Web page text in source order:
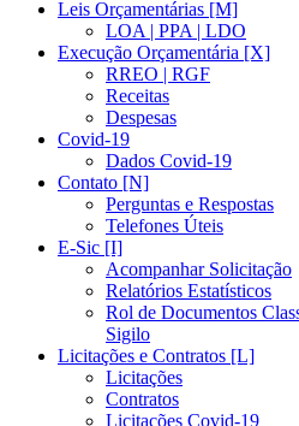
Leis Orçamentárias [M]
LOA | PPA | LDO
Execução Orçamentária [X]
RREO | RGF
Receitas
Despesas
Covid-19
Dados Covid-19
Contato [N]
Perguntas e Respostas
Telefones Úteis
E-Sic [I]
Acompanhar Solicitação
Relatórios Estatísticos
Rol de Documentos
Sigilo
Licitações e Contratos [L]
Licitações
Contratos
Licitações Covid-19